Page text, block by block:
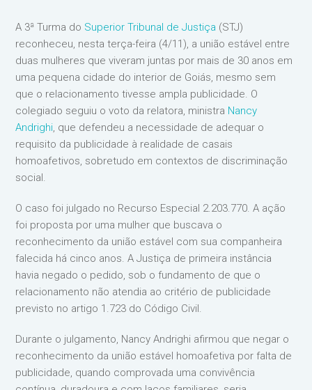
A 3ª Turma do Superior Tribunal de Justiça (STJ)
reconheceu, nesta terça-feira (4/11), a união estável entre
duas mulheres que viveram juntas por mais de 30 anos em
uma pequena cidade do interior de Goiás, mesmo sem
que o relacionamento tivesse ampla publicidade. O
colegiado seguiu o voto da relatora, ministra Nancy
Andrighi, que defendeu a necessidade de adequar o
requisito da publicidade à realidade de casais
homoafetivos, sobretudo em contextos de discriminação
social.
O caso foi julgado no Recurso Especial 2.203.770. A ação
foi proposta por uma mulher que buscava o
reconhecimento da união estável com sua companheira
falecida há cinco anos. A Justiça de primeira instância
havia negado o pedido, sob o fundamento de que o
relacionamento não atendia ao critério de publicidade
previsto no artigo 1.723 do Código Civil.
Durante o julgamento, Nancy Andrighi afirmou que negar o
reconhecimento da união estável homoafetiva por falta de
publicidade, quando comprovada uma convivência